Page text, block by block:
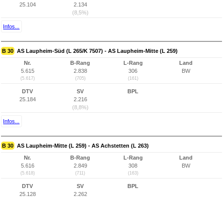
25.104
2.134
(8,5%)
Infos...
B 30 AS Laupheim-Süd (L 265/K 7507) - AS Laupheim-Mitte (L 259)
Nr.
5.615
(5.617)
B-Rang
2.838
(705)
L-Rang
306
(161)
Land
BW
DTV
25.184
SV
2.216
(8,8%)
BPL
Infos...
B 30 AS Laupheim-Mitte (L 259) - AS Achstetten (L 263)
Nr.
5.616
(5.618)
B-Rang
2.849
(711)
L-Rang
308
(163)
Land
BW
DTV
25.128
SV
2.262
BPL